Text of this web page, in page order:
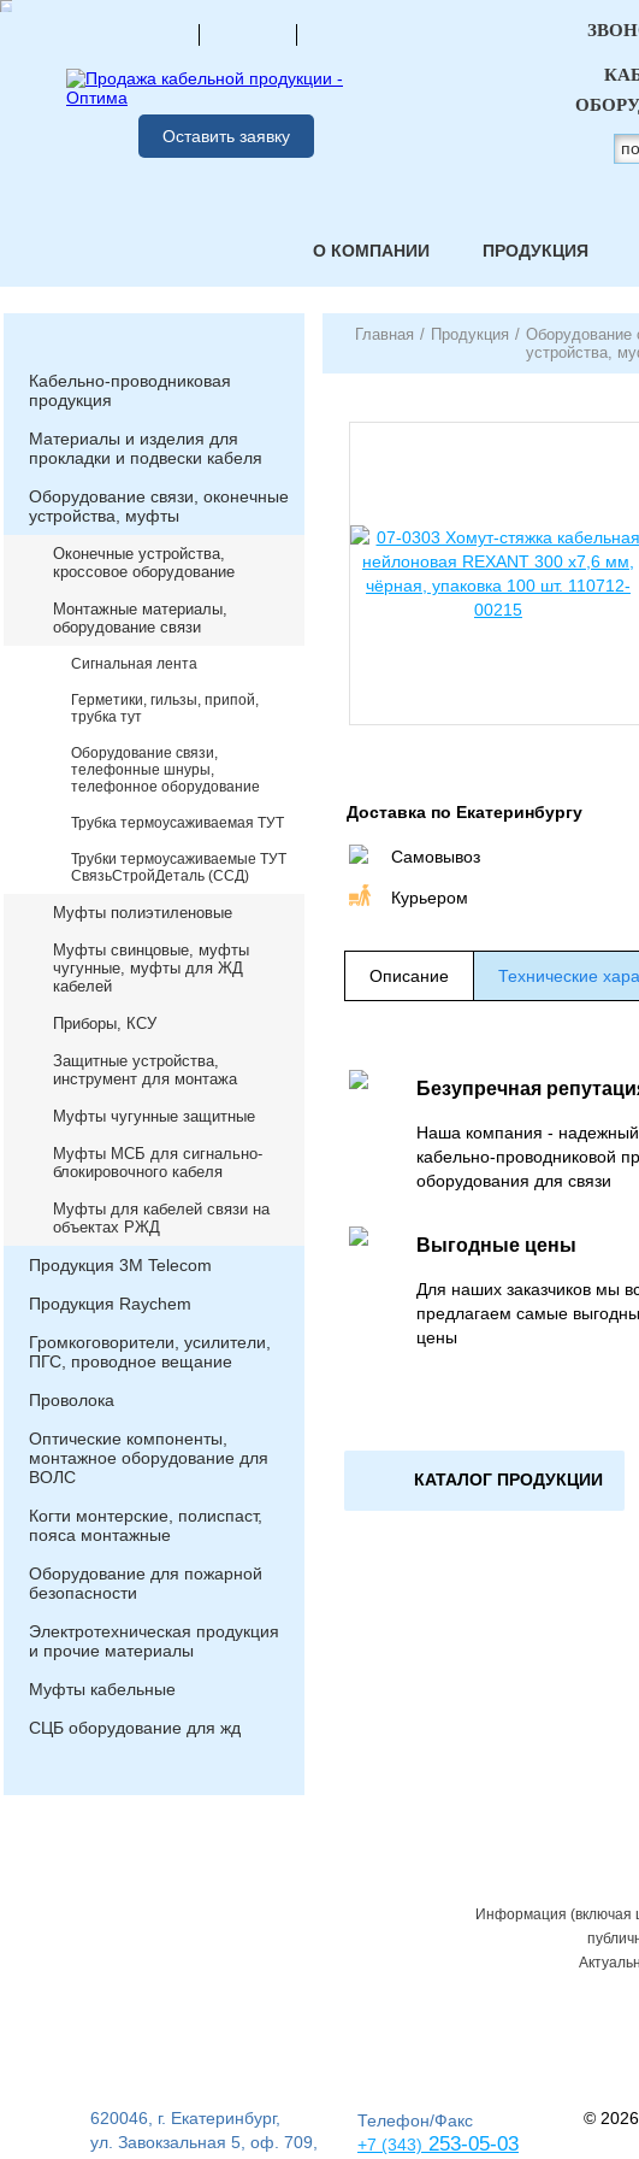
Оставить заявку
О КОМПАНИИ ПРОДУКЦИЯ
Кабельно-проводниковая
продукция
Материалы и изделия для
прокладки и подвески кабеля
Оборудование связи, оконечные
устройства, муфты
Оконечные устройства,
кроссовое оборудование
Монтажные материалы,
оборудование связи
Сигнальная лента
Герметики, гильзы, припой,
трубка тут
Оборудование связи,
телефонные шнуры,
телефонное оборудование
Трубка термоусаживаемая ТУТ
Трубки термоусаживаемые ТУТ
СвязьСтройДеталь (ССД)
Муфты полиэтиленовые
Муфты свинцовые, муфты
чугунные, муфты для ЖД
кабелей
Приборы, КСУ
Защитные устройства,
инструмент для монтажа
Муфты чугунные защитные
Муфты МСБ для сигнально-
блокировочного кабеля
Муфты для кабелей связи на
объектах РЖД
Продукция 3М Telecom
Продукция Raychem
Громкоговорители, усилители,
ПГС, проводное вещание
Проволока
Оптические компоненты,
монтажное оборудование для
ВОЛС
Когти монтерские, полиспаст,
пояса монтажные
Оборудование для пожарной
безопасности
Электротехническая продукция
и прочие материалы
Муфты кабельные
СЦБ оборудование для жд
Главная / Продукция / Оборудование
устройства,
Доставка по Екатеринбургу
Самовывоз
Курьером
Описание Технические
Безупречная
Наша компания -
кабельно-проводниковой
оборудования для связи
Выгодные цены
Для наших заказчиков мы
предлагаем самые
цены
КАТАЛОГ ПРОДУКЦИИ
Информация (включая
620046, г. Екатеринбург,
ул. Завокзальная 5, оф. 709,
Телефон/Факс
+7 (343) 253-05-03
©